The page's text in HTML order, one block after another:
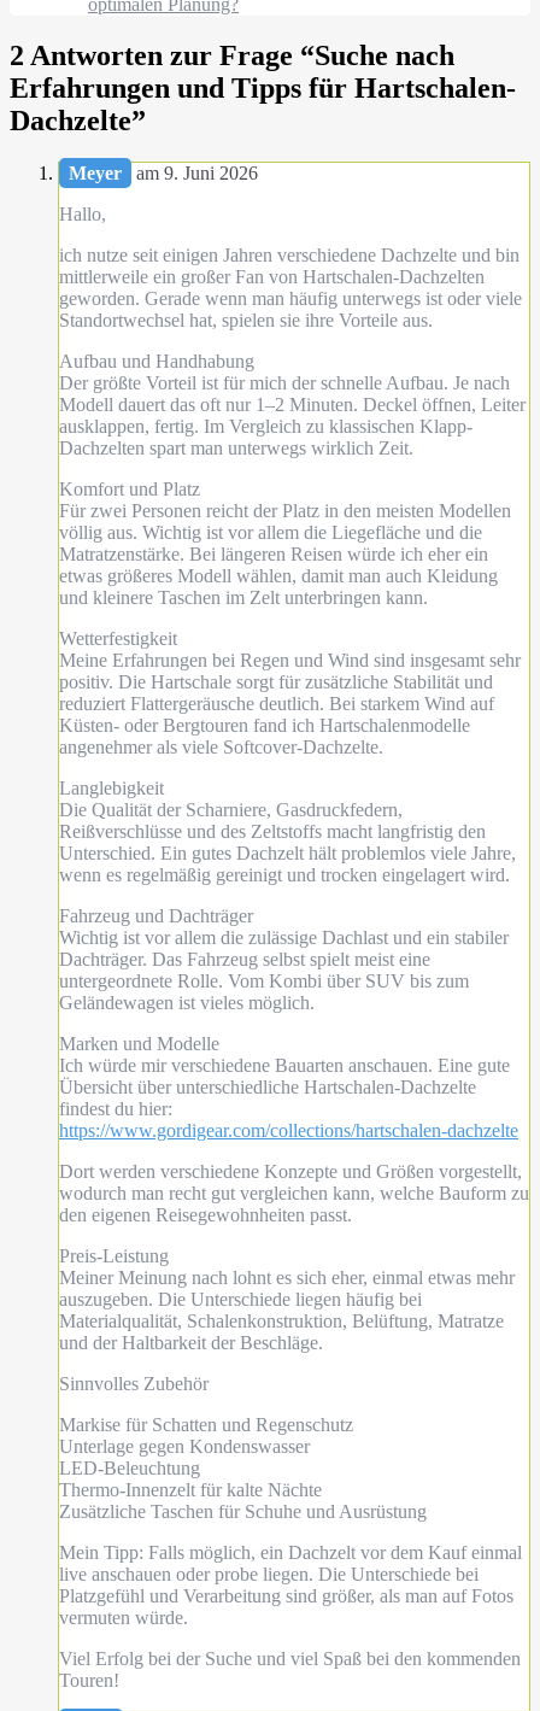
2 Antworten zur Frage “Suche nach
Erfahrungen und Tipps für Hartschalen-
Dachzelte”
Meyer
am 9. Juni 2026
Hallo,
ich nutze seit einigen Jahren verschiedene Dachzelte und bin
mittlerweile ein großer Fan von Hartschalen-Dachzelten
geworden. Gerade wenn man häufig unterwegs ist oder viele
Standortwechsel hat, spielen sie ihre Vorteile aus.
Aufbau und Handhabung
Der größte Vorteil ist für mich der schnelle Aufbau. Je nach
Modell dauert das oft nur 1–2 Minuten. Deckel öffnen, Leiter
ausklappen, fertig. Im Vergleich zu klassischen Klapp-
Dachzelten spart man unterwegs wirklich Zeit.
Komfort und Platz
Für zwei Personen reicht der Platz in den meisten Modellen
völlig aus. Wichtig ist vor allem die Liegefläche und die
Matratzenstärke. Bei längeren Reisen würde ich eher ein
etwas größeres Modell wählen, damit man auch Kleidung
und kleinere Taschen im Zelt unterbringen kann.
Wetterfestigkeit
Meine Erfahrungen bei Regen und Wind sind insgesamt sehr
positiv. Die Hartschale sorgt für zusätzliche Stabilität und
reduziert Flattergeräusche deutlich. Bei starkem Wind auf
Küsten- oder Bergtouren fand ich Hartschalenmodelle
angenehmer als viele Softcover-Dachzelte.
Langlebigkeit
Die Qualität der Scharniere, Gasdruckfedern,
Reißverschlüsse und des Zeltstoffs macht langfristig den
Unterschied. Ein gutes Dachzelt hält problemlos viele Jahre,
wenn es regelmäßig gereinigt und trocken eingelagert wird.
Fahrzeug und Dachträger
Wichtig ist vor allem die zulässige Dachlast und ein stabiler
Dachträger. Das Fahrzeug selbst spielt meist eine
untergeordnete Rolle. Vom Kombi über SUV bis zum
Geländewagen ist vieles möglich.
Marken und Modelle
Ich würde mir verschiedene Bauarten anschauen. Eine gute
Übersicht über unterschiedliche Hartschalen-Dachzelte
findest du hier:
https://www.gordigear.com/collections/hartschalen-dachzelte
Dort werden verschiedene Konzepte und Größen vorgestellt,
wodurch man recht gut vergleichen kann, welche Bauform zu
den eigenen Reisegewohnheiten passt.
Preis-Leistung
Meiner Meinung nach lohnt es sich eher, einmal etwas mehr
auszugeben. Die Unterschiede liegen häufig bei
Materialqualität, Schalenkonstruktion, Belüftung, Matratze
und der Haltbarkeit der Beschläge.
Sinnvolles Zubehör
Markise für Schatten und Regenschutz
Unterlage gegen Kondenswasser
LED-Beleuchtung
Thermo-Innenzelt für kalte Nächte
Zusätzliche Taschen für Schuhe und Ausrüstung
Mein Tipp: Falls möglich, ein Dachzelt vor dem Kauf einmal
live anschauen oder probe liegen. Die Unterschiede bei
Platzgefühl und Verarbeitung sind größer, als man auf Fotos
vermuten würde.
Viel Erfolg bei der Suche und viel Spaß bei den kommenden
Touren!